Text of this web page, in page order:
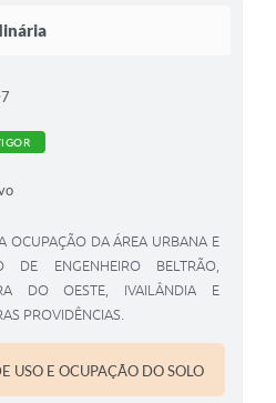
OCUPAÇÃO DA ÁREA URBANA E
DE ENGENHEIRO BELTRÃO,
DO OESTE, IVAILÂNDIA E
PROVIDÊNCIAS.
USO E OCUPAÇÃO DO SOLO